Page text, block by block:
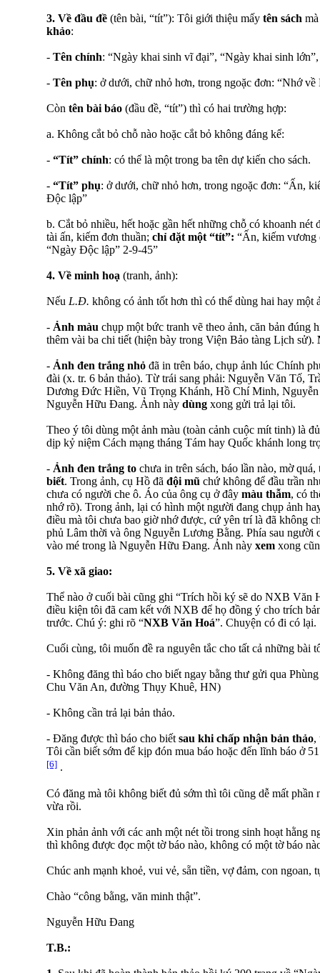
3. Về đầu đề (tên bài, “tít”): Tôi giới thiệu mấy tên sách
khảo:
- Tên chính: “Ngày khai sinh vĩ đại”, “Ngày khai sinh
- Tên phụ: ở dưới, chữ nhỏ hơn, trong ngoặc đơn: “Nhớ
Còn tên bài báo (đầu đề, “tít”) thì có hai trường hợp:
a. Không cắt bỏ chỗ nào hoặc cắt bỏ không đáng kể:
- “Tít” chính: có thể là một trong ba tên dự kiến cho sách.
- “Tít” phụ: ở dưới, chữ nhỏ hơn, trong ngoặc đơn: “Ấn,
Độc lập”
b. Cắt bỏ nhiều, hết hoặc gần hết những chỗ có khoanh nét
tài ấn, kiếm đơn thuần; chỉ đặt một “tít”: “Ấn, kiếm vương
“Ngày Độc lập” 2-9-45”
4. Về minh hoạ (tranh, ảnh):
Nếu L.Đ. không có ảnh tốt hơn thì có thể dùng hai hay một
- Ảnh màu chụp một bức tranh vẽ theo ảnh, căn bản đúng
thêm vài ba chi tiết (hiện bày trong Viện Bảo tàng Lịch sử).
- Ảnh đen trắng nhỏ đã in trên báo, chụp ảnh lúc Chính
đài (x. tr. 6 bản thảo). Từ trái sang phải: Nguyễn Văn Tố,
Dương Đức Hiền, Vũ Trọng Khánh, Hồ Chí Minh,
Nguyễn Hữu Đang. Ảnh này dùng xong gửi trả lại tôi.
Theo ý tôi dùng một ảnh màu (toàn cảnh cuộc mít tinh) là
dịp kỷ niệm Cách mạng tháng Tám hay Quốc khánh long
- Ảnh đen trắng to chưa in trên sách, báo lần nào, mờ
biết. Trong ảnh, cụ Hồ đã đội mũ chứ không để đầu trần
chưa có người che ô. Áo của ông cụ ở đây màu thẫm, có
nhớ rõ). Trong ảnh, lại có hình một người đang chụp ảnh
điều mà tôi chưa bao giờ nhớ được, cứ yên trí là đã không
phủ Lâm thời và ông Nguyễn Lương Bằng. Phía sau người
vào mé trong là Nguyễn Hữu Đang. Ảnh này xem xong
5. Về xã giao:
Thể nào ở cuối bài cũng ghi “Trích hồi ký sẽ do NXB Văn
điều kiện tôi đã cam kết với NXB để họ đồng ý cho trích
trước. Chú ý: ghi rõ “NXB Văn Hoá”. Chuyện có đi có lại.
Cuối cùng, tôi muốn đề ra nguyên tắc cho tất cả những bài
- Không đăng thì báo cho biết ngay bằng thư gửi qua
Chu Văn An, đường Thụy Khuê, HN)
- Không cần trả lại bản thảo.
- Đăng được thì báo cho biết sau khi chấp nhận bản thảo,
Tôi cần biết sớm để kịp đón mua báo hoặc đến lĩnh báo ở
[6] .
Có đăng mà tôi không biết đủ sớm thì tôi cũng dễ mất phần
vừa rồi.
Xin phản ảnh với các anh một nét tồi trong sinh hoạt hằng
thì không được đọc một tờ báo nào, không có một tờ báo
Chúc anh mạnh khoẻ, vui vẻ, sẵn tiền, vợ đảm, con ngoan,
Chào “công bằng, văn minh thật”.
Nguyễn Hữu Đang
T.B.: